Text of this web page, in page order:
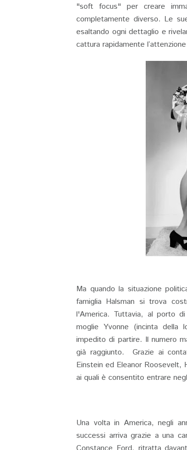
"soft focus" per creare
completamente diverso. Le
esaltando ogni dettaglio e
cattura rapidamente
Ma quando la situazione
famiglia Halsman si trova
l'America. Tuttavia, al porto
moglie Yvonne (incinta della
impedito di partire. Il numero
già raggiunto. Grazie ai
Einstein ed Eleanor Roosevelt,
ai quali è consentito entrare
Una volta in America, negli
successi arriva grazie a una